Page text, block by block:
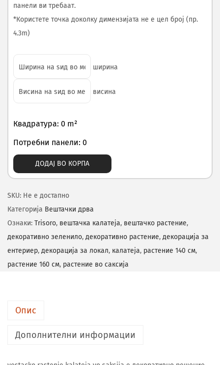
панели ви требаат.
*Користете точка доколку димензијата не е цел број (пр.
4.3m)
ширина
висина
Квадратура: 0 m²
Потребни панели: 0
ДОДАЈ ВО КОРПА
SKU: Не е достапно
Категорија Вештачки дрва
Ознаки: Trisoro, вештачка калатеја, вештачко растение,
декоративно зеленило, декоративно растение, декорација за
ентериер, декорација за локал, калатеја, растение 140 см,
растение 160 см, растение во саксија
Опис
Дополнителни информации